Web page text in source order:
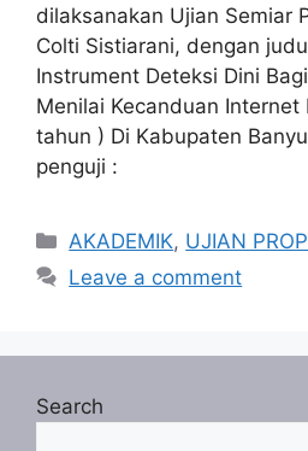
dilaksanakan Ujian Semiar
Colti Sistiarani, dengan
Instrument Deteksi Dini
Menilai Kecanduan Internet
tahun ) Di Kabupaten
penguji :
Categories
AKADEMIK, UJIAN
Leave a comment
Search